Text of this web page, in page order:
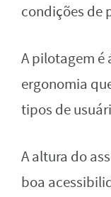
condições de
A pilotagem é
ergonomia
tipos de
A altura do
boa